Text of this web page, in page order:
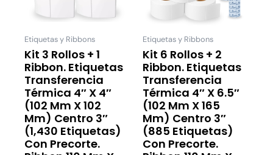
Etiquetas y Ribbons
Kit 3 Rollos + 1
Ribbon. Etiquetas
Transferencia
Térmica 4″ X 4″
(102 Mm X 102
Mm) Centro 3″
(1,430 Etiquetas)
Con Precorte.
opciones
pueden
elegir
página
de
producto
Etiquetas y Ribbons
Kit 6 Rollos + 2
Ribbon. Etiquetas
Transferencia
Térmica 4″ X 6.5″
(102 Mm X 165
Mm) Centro 3″
(885 Etiquetas)
Con Precorte.
Las
elegir